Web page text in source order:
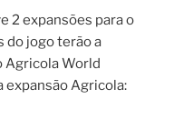
2 expansões para o
do jogo terão a
Agricola World
expansão Agricola: